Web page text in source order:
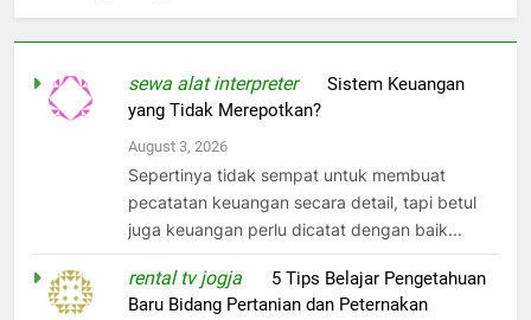
sewa alat interpreteronSistem Keuangan
yang Tidak Merepotkan?
August 3, 2026
Sepertinya tidak sempat untuk membuat
pecatatan keuangan secara detail, tapi betul
juga keuangan perlu dicatat dengan baik...
rental tv jogja
5 Tips Belajar Pengetahuan
Baru Bidang Pertanian dan Peternakan